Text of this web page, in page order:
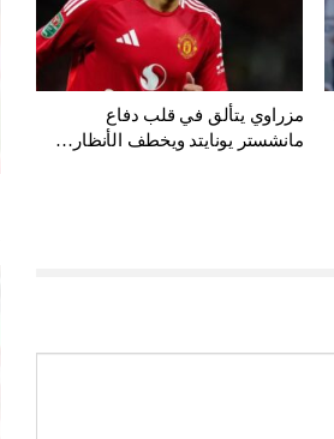
مزراوي يتألق في قلب دفاع
مانشستر يونايتد ويخطف الأنظار…